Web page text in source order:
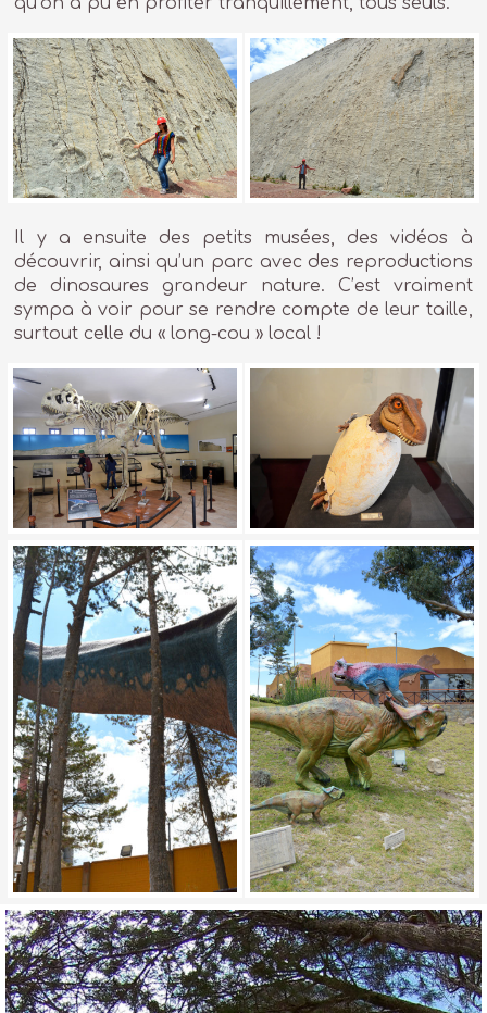
Il y a ensuite des petits musées, des vidéos à
découvrir, ainsi qu’un parc avec des reproductions
de dinosaures grandeur nature. C’est vraiment
sympa à voir pour se rendre compte de leur taille,
surtout celle du « long-cou » local !